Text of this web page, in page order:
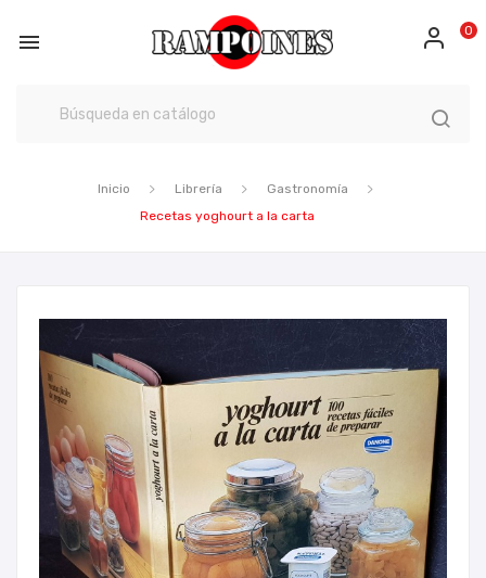
 0
Inicio Librería
Gastronomía
Recetas yoghourt a la carta